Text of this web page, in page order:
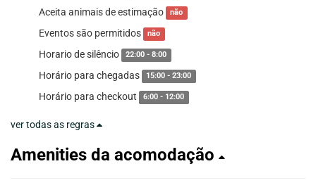
Aceita animais de estimação não
Eventos são permitidos não
Horario de silêncio 22:00 - 8:00
Horário para chegadas 15:00 - 23:00
Horário para checkout 6:00 - 12:00
ver todas as regras
Amenities da acomodação